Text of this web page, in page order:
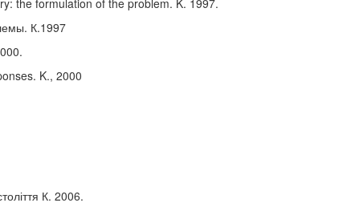
the formulation of the problem. K. 1997.
К.1997
K., 2000
К. 2006.